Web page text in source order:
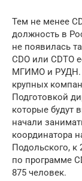
Тем не менее
должность в
не появилась
CDO или
МГИМО и РУДН.
крупных
Подготовкой
которые будут
начали
координатора
Подольского, к
по программе
875 человек.